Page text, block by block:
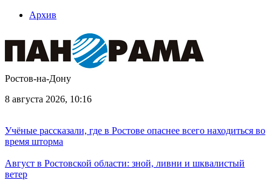
Архив
Ростов-на-Дону
8 августа 2026, 10:16
Учёные рассказали, где в Ростове опаснее всего находиться во
время шторма
Август в Ростовской области: зной, ливни и шквалистый
ветер